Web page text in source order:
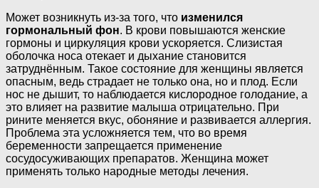
Может возникнуть из-за того, что изменился
гормональный фон. В крови повышаются женские
гормоны и циркуляция крови ускоряется. Слизистая
оболочка носа отекает и дыхание становится
затруднённым. Такое состояние для женщины является
опасным, ведь страдает не только она, но и плод. Если
нос не дышит, то наблюдается кислородное голодание, а
это влияет на развитие малыша отрицательно. При
рините меняется вкус, обоняние и развивается аллергия.
Проблема эта усложняется тем, что во время
беременности запрещается применение
сосудосуживающих препаратов. Женщина может
применять только народные методы лечения.